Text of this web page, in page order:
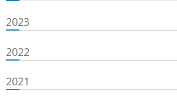
2023
2022
2021